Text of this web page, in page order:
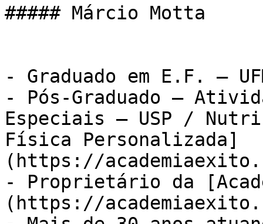
##### Márcio Motta
- Graduado em E.F. –
- Pós-Graduado –
Especiais – USP /
Física Personalizada]
(https://
- Proprietário da
(https://